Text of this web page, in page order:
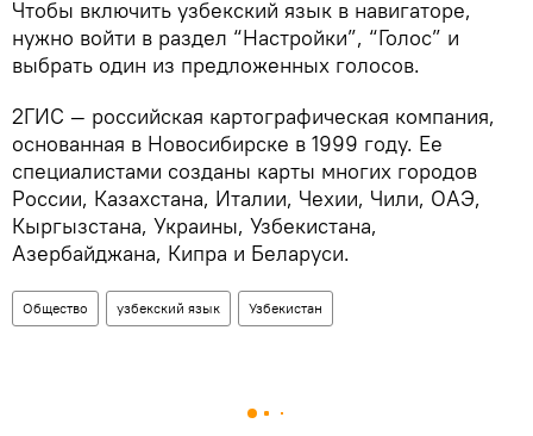
Чтобы включить узбекский язык в навигаторе,
нужно войти в раздел “Настройки”, “Голос” и
выбрать один из предложенных голосов.
2ГИС — российская картографическая компания,
основанная в Новосибирске в 1999 году. Ее
специалистами созданы карты многих городов
России, Казахстана, Италии, Чехии, Чили, ОАЭ,
Кыргызстана, Украины, Узбекистана,
Азербайджана, Кипра и Беларуси.
Общество узбекский язык Узбекистан